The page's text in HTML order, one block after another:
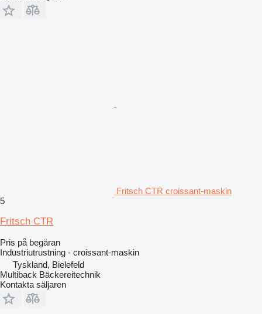
Fritsch CTR croissant-maskin
5
Fritsch CTR
Pris på begäran
Industriutrustning - croissant-maskin
Tyskland, Bielefeld
Multiback Bäckereitechnik
Kontakta säljaren